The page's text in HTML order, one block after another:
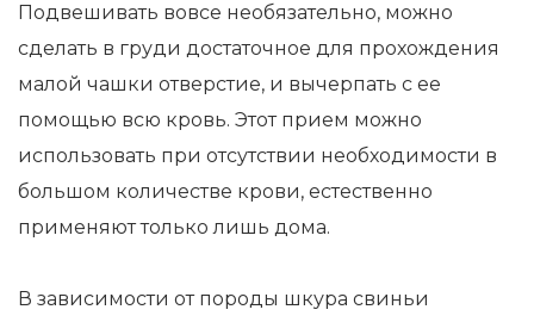
Подвешивать вовсе необязательно, можно
сделать в груди достаточное для прохождения
малой чашки отверстие, и вычерпать с ее
помощью всю кровь. Этот прием можно
использовать при отсутствии необходимости в
большом количестве крови, естественно
применяют только лишь дома.
В зависимости от породы шкура свиньи